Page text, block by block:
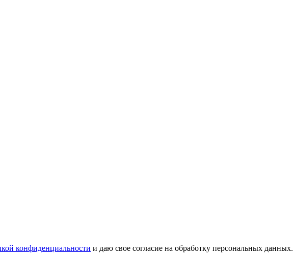
конфиденциальности и даю свое согласие на обработку персональных данных.